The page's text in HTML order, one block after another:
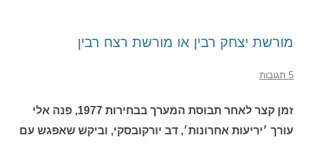
מורשת יצחק רבין או מורשת רצח רבין
5 תגובות
זמן קצר לאחר תבוסת המערך בבחירות 1977, פנה אלי
עורך ׳יריעות אחרונות׳, דב יורקובסקי, וביקש שאפגש עם